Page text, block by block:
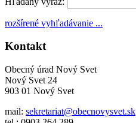
rozšírené vyhľadávanie ...
Kontakt
Obecný úrad Nový Svet
Nový Svet 24
903 01 Nový Svet
mail: sekretariat@obecnovysvet.sk